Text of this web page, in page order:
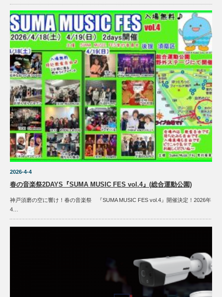
2026-4-4
春の音楽祭2DAYS『SUMA MUSIC FES vol.4』(総合運動公園)
神戸須磨の空に響け！春の音楽祭 『SUMA MUSIC FES vol.4』開催決定！2026年
4…